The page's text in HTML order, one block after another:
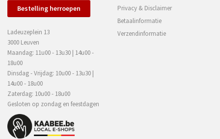
Bestelling herroepen
Ladeuzeplein 13
3000 Leuven
Maandag: 11u00 - 13u30 | 14u00 -
18u00
Dinsdag - Vrijdag: 10u00 - 13u30 |
14u00 - 18u00
Zaterdag: 10u00 - 18u00
Gesloten op zondag en feestdagen
Privacy & Disclaimer
Betaalinformatie
Verzendinformatie